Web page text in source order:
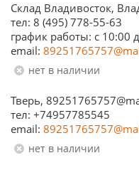
Склад Владивосток,
тел: 8 (495) 778-55-63
график работы: с 10:00
email:
Нет в наличии
Тверь,
тел: +74957785545
email:
Нет в наличии